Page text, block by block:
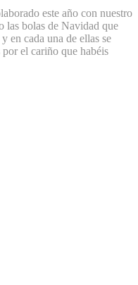
este año con nuestro
las bolas de Navidad que
en cada una de ellas se
el cariño que habéis